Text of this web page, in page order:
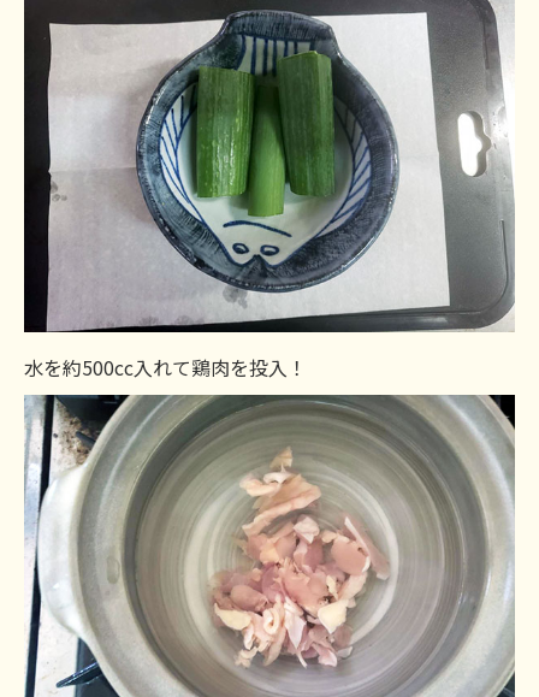
水を約500cc入れて鶏肉を投入！